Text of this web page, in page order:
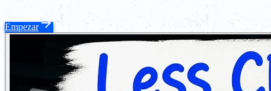
Empezar